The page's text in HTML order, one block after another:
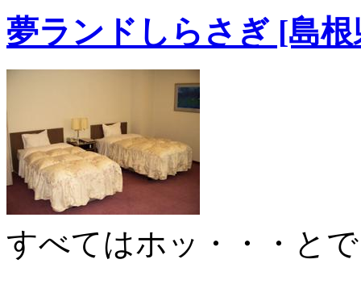
夢ランドしらさぎ [島
すべてはホッ・・・と